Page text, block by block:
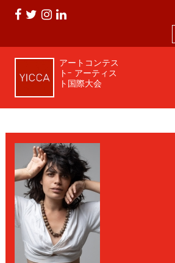
アートコンテス
ト- アーティス
ト国際大会